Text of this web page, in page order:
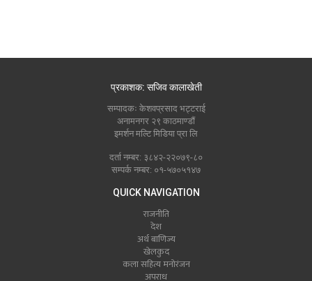
प्रकाशक: सजिव कालाखेती
सम्पादकः केशवप्रसाद भट्टराई
अनामनगर २९ काठमाण्डौं
इमर्शन मल्टि मिडिया प्रा लि
दर्ता नम्बर: ३८४२-२२०७९-८०
सम्पर्क नम्बर: ०१-५७०५१४७
QUICK NAVIGATION
राजनीति
देश
अर्थ बाणिज्य
खेलकुद
कला सहित्य मनोरंजन
अपराध